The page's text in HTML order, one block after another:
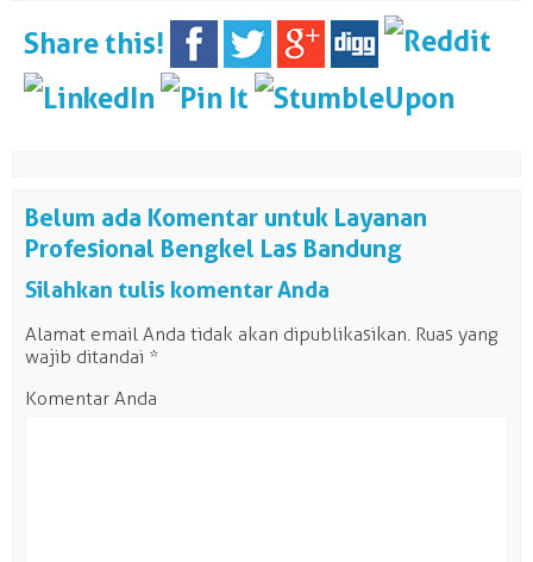
Share this!
Belum ada Komentar untuk Layanan
Profesional Bengkel Las Bandung
Silahkan tulis komentar Anda
Alamat email Anda tidak akan dipublikasikan. Ruas yang
wajib ditandai *
Komentar Anda